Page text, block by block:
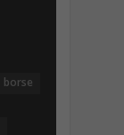
borse